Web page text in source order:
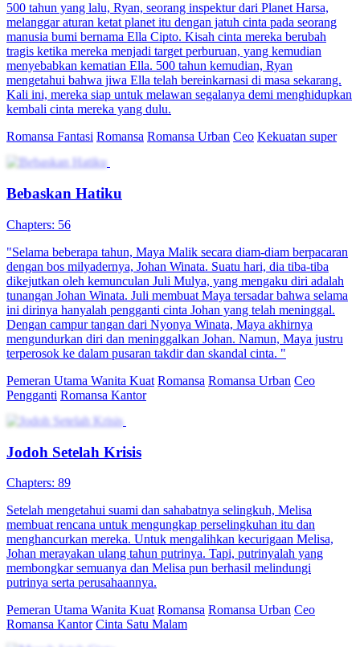
500 tahun yang lalu, Ryan, seorang inspektur dari Planet Harsa,
melanggar aturan ketat planet itu dengan jatuh cinta pada seorang
manusia bumi bernama Ella Cipto. Kisah cinta mereka berubah
tragis ketika mereka menjadi target perburuan, yang kemudian
menyebabkan kematian Ella. 500 tahun kemudian, Ryan
mengetahui bahwa jiwa Ella telah bereinkarnasi di masa sekarang.
Kali ini, mereka siap untuk melawan segalanya demi menghidupkan
kembali cinta mereka yang dulu.
Romansa Fantasi Romansa Romansa Urban Ceo Kekuatan super
Bebaskan Hatiku
Chapters: 56
"Selama beberapa tahun, Maya Malik secara diam-diam berpacaran
dengan bos milyadernya, Johan Winata. Suatu hari, dia tiba-tiba
dikejutkan oleh kemunculan Juli Mulya, yang mengaku diri adalah
tunangan Johan Winata. Juli membuat Maya tersadar bahwa selama
ini dirinya hanyalah pengganti cinta Johan yang telah meninggal.
Dengan campur tangan dari Nyonya Winata, Maya akhirnya
mengundurkan diri dan meninggalkan Johan. Namun, Maya justru
terperosok ke dalam pusaran takdir dan skandal cinta. "
Pemeran Utama Wanita Kuat Romansa Romansa Urban Ceo
Pengganti Romansa Kantor
Jodoh Setelah Krisis
Chapters: 89
Setelah mengetahui suami dan sahabatnya selingkuh, Melisa
membuat rencana untuk mengungkap perselingkuhan itu dan
menghancurkan mereka. Untuk mengalihkan kecurigaan Melisa,
Johan merayakan ulang tahun putrinya. Tapi, putrinyalah yang
membongkar semuanya dan Melisa pun berhasil melindungi
putrinya serta perusahaannya.
Pemeran Utama Wanita Kuat Romansa Romansa Urban Ceo
Romansa Kantor Cinta Satu Malam